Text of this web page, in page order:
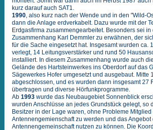
kurz darauf auch SAT1.
1990, also kurz nach der Wende und in den "Wild-
dann die Anlage erdverkabelt. Dazu wurde mit der
Erdgasfirma zusammengearbeitet. Besonders sei in
Zusammenhang Karl Demmler zu erwähnen, der
für die Sache eingesetzt hat. Insgesamt wurden ca.
verlegt, 14 Leitungsverstärker und rund 50
installiert. In diesem Zusammenhang wurde auch
Gelände des Hartsteinwerkes ins Oberdorf auf das
Sägewerkes Hofer umgesetzt und ausgebaut. Mitte
abgeschlossen, und es wurden dann insgesamt 27
übertragen und diverse Hörfunkprogramme.
Ab 1993wurde das Neubaugebiet Sonnenblick
wurden Anschlüsse an jedes Grundstück gelegt, so
Besitzer in der Lage waren, ohne Probleme Mitglied
Antennengemienschaft zu werden und das Angebot
Antennengemeinschaft nutzen zu können. Die